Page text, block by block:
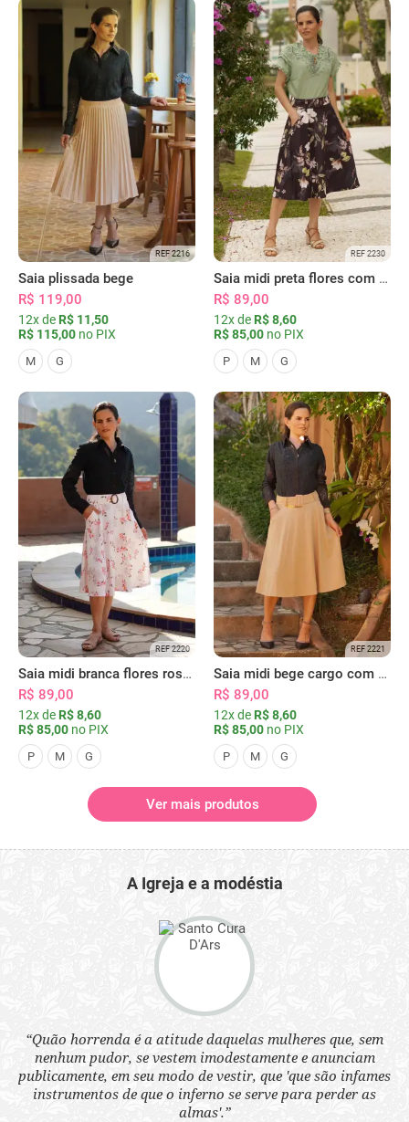
REF 2216
Saia plissada bege
R$ 119,00
12x de R$ 11,50
R$ 115,00 no PIX
M G
REF 2230
Saia midi preta flores com bolsos
R$ 89,00
12x de R$ 8,60
R$ 85,00 no PIX
P M G
REF 2220
Saia midi branca flores rosas com bolsos
R$ 89,00
12x de R$ 8,60
R$ 85,00 no PIX
P M G
REF 2221
Saia midi bege cargo com bolsos
R$ 89,00
12x de R$ 8,60
R$ 85,00 no PIX
P M G
Ver mais produtos
A Igreja e a modéstia
“Quão horrenda é a atitude daquelas mulheres que, sem
nenhum pudor, se vestem imodestamente e anunciam
publicamente, em seu modo de vestir, que 'que são infames
instrumentos de que o inferno se serve para perder as
almas'.”